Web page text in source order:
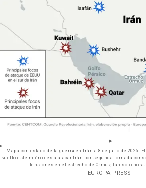
Mapa con estado de la guerra en Irán a 8 de julio de 2026.
vuelto este miércoles a atacar Irán por segunda jornada
tensiones en el estrecho de Ormuz, tan solo
- EUROPA PRESS